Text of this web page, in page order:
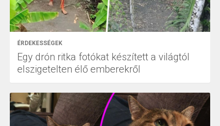
ÉRDEKESSÉGEK
Egy drón ritka fotókat készített a világtól
elszigetelten élő emberekről